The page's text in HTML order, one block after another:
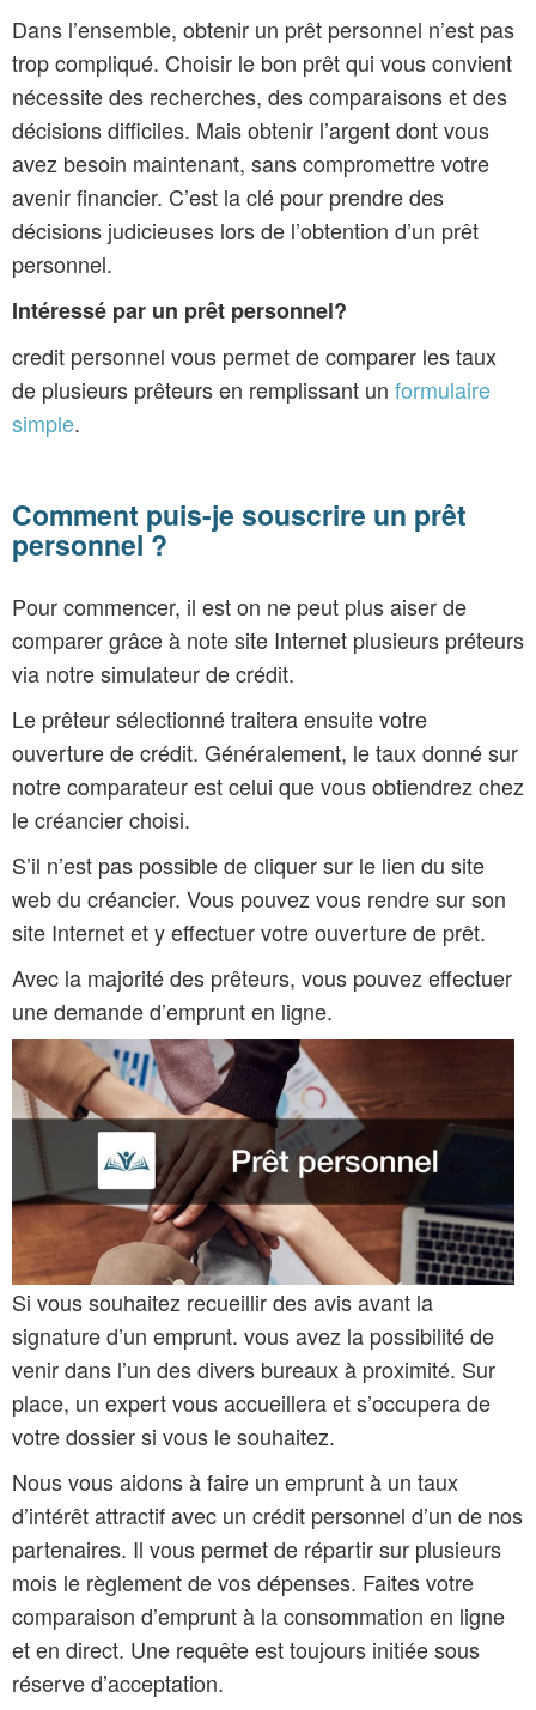
Dans l’ensemble, obtenir un prêt personnel n’est pas
trop compliqué. Choisir le bon prêt qui vous convient
nécessite des recherches, des comparaisons et des
décisions difficiles. Mais obtenir l’argent dont vous
avez besoin maintenant, sans compromettre votre
avenir financier. C’est la clé pour prendre des
décisions judicieuses lors de l’obtention d’un prêt
personnel.
Intéressé par un prêt personnel?
credit personnel vous permet de comparer les taux
de plusieurs prêteurs en remplissant un formulaire
simple.
Comment puis-je souscrire un prêt
personnel ?
Pour commencer, il est on ne peut plus aiser de
comparer grâce à note site Internet plusieurs préteurs
via notre simulateur de crédit.
Le prêteur sélectionné traitera ensuite votre
ouverture de crédit. Généralement, le taux donné sur
notre comparateur est celui que vous obtiendrez chez
le créancier choisi.
S’il n’est pas possible de cliquer sur le lien du site
web du créancier. Vous pouvez vous rendre sur son
site Internet et y effectuer votre ouverture de prêt.
Avec la majorité des prêteurs, vous pouvez effectuer
une demande d’emprunt en ligne.
Si vous souhaitez recueillir des avis avant la
signature d’un emprunt. vous avez la possibilité de
venir dans l’un des divers bureaux à proximité. Sur
place, un expert vous accueillera et s’occupera de
votre dossier si vous le souhaitez.
Nous vous aidons à faire un emprunt à un taux
d’intérêt attractif avec un crédit personnel d’un de nos
partenaires. Il vous permet de répartir sur plusieurs
mois le règlement de vos dépenses. Faites votre
comparaison d’emprunt à la consommation en ligne
et en direct. Une requête est toujours initiée sous
réserve d’acceptation.